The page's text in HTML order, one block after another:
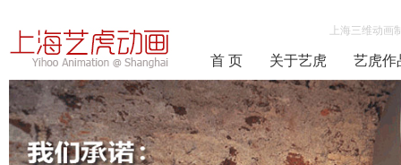
上海三维动
首 页 关于艺虎 艺虎作